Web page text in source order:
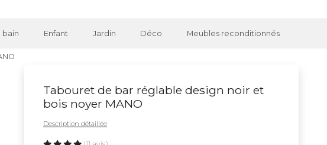
bain Enfant Jardin Déco Meubles reconditionnés
Tabouret de bar réglable design noir et
bois noyer MANO
Description détaillée